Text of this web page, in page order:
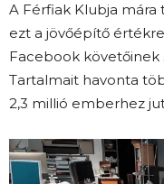
A Férfiak Klubja
ezt a jövőépítő
Facebook követőinek
Tartalmait havonta
2,3 millió emberhez